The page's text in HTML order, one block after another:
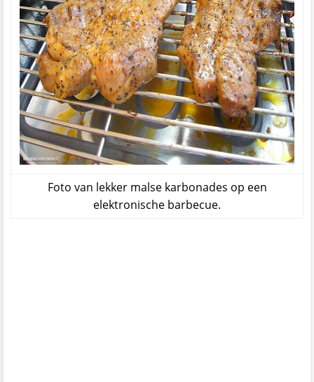
Foto van lekker malse karbonades op een
elektronische barbecue.